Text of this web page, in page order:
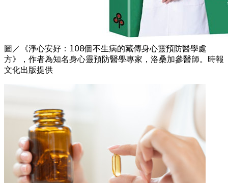
圖／《淨心安好：𝟣𝟢𝟪個不生病的藏傳身心靈預防醫學處
方》，作者為知名身心靈預防醫學專家，洛桑加參醫師。時報
文化出版提供